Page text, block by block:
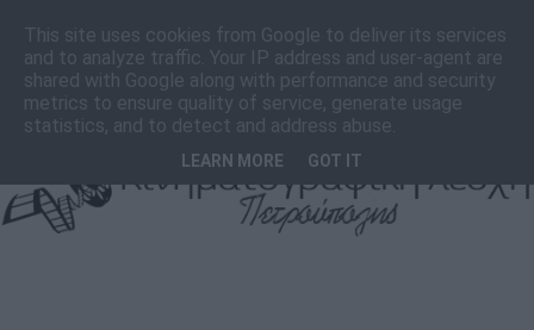
F
a
c
e
b
k
I
n
s
t
a
T
i
k
T
This site uses cookies from Google to deliver its services
and to analyze traffic. Your IP address and user-agent are
shared with Google along with performance and security
metrics to ensure quality of service, generate usage
statistics, and to detect and address abuse.
LEARN MORE GOT IT